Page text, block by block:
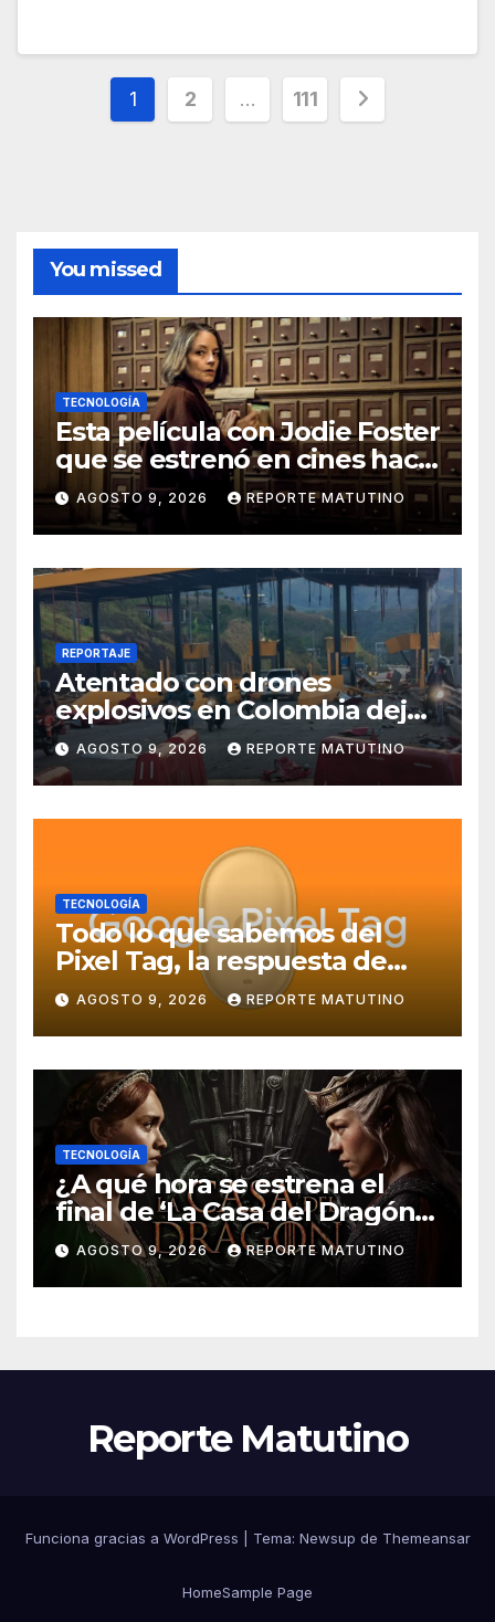
Paginación
1 2 … 111
You missed
TECNOLOGÍA
Esta película con Jodie Foster
que se estrenó en cines hace
poco ya está en Movistar+
AGOSTO 9, 2026 REPORTE MATUTINO
REPORTAJE
Atentado con drones
explosivos en Colombia deja
un policía muerto
AGOSTO 9, 2026 REPORTE MATUTINO
TECNOLOGÍA
Todo lo que sabemos del
Pixel Tag, la respuesta de
Google a los AirTag:
características, precio y más
AGOSTO 9, 2026 REPORTE MATUTINO
TECNOLOGÍA
¿A qué hora se estrena el
final de ‘La Casa del Dragón’
temporada 3 en HBO Max?
AGOSTO 9, 2026 REPORTE MATUTINO
Reporte Matutino
Funciona gracias a WordPress Tema: Newsup de Themeansar
HomeSample Page